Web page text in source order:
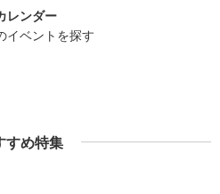
レンダー
イベントを探す
すめ特集